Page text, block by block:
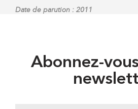
Date de parution : 2011
Abonnez-